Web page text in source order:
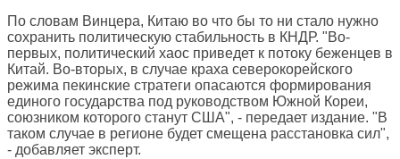
По словам Винцера, Китаю во что бы то ни стало нужно
сохранить политическую стабильность в КНДР. "Во-
первых, политический хаос приведет к потоку беженцев в
Китай. Во-вторых, в случае краха северокорейского
режима пекинские стратеги опасаются формирования
единого государства под руководством Южной Кореи,
союзником которого станут США", - передает издание. "В
таком случае в регионе будет смещена расстановка сил",
- добавляет эксперт.